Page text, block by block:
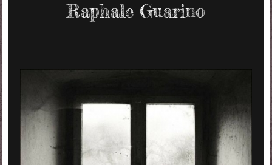
Raphale Guarino